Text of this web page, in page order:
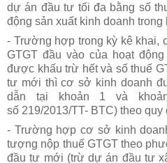
dự án đầu tư tối đa bằng số
động sản xuất kinh doanh
- Trường hợp trong kỳ kê khai,
GTGT đầu vào của hoạt
được khấu trừ hết và số thuế
tư mới thì cơ sở kinh doanh
dẫn tại khoản 1 và
số 219/2013/TT- BTC) theo quy
- Trường hợp cơ sở kinh
tượng nộp thuế GTGT theo
đầu tư mới (trừ dự án đầu tư